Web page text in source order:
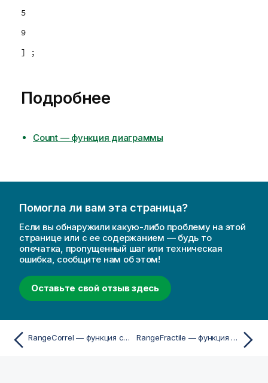
5
9
] ;
Подробнее
Count — функция диаграммы
Помогла ли вам эта страница?
Если вы обнаружили какую-либо проблему на этой
странице или с ее содержанием — будь то
опечатка, пропущенный шаг или техническая
ошибка, сообщите нам об этом!
Оставьте свой отзыв здесь
RangeCorrel — функция скриптa и диаграммы RangeFractile — функция скриптa и диаграммы